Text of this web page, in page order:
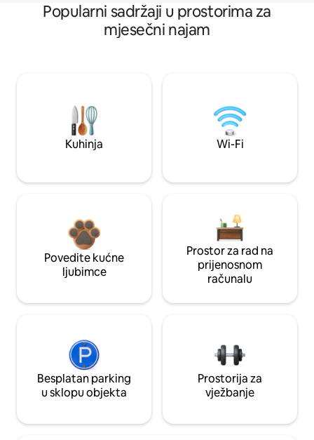
Popularni sadržaji u prostorima za
mjesečni najam
Kuhinja Wi-Fi
Povedite kućne
ljubimce
Prostor za rad na
prijenosnom
računalu
Besplatan parking
u sklopu objekta
Prostorija za
vježbanje